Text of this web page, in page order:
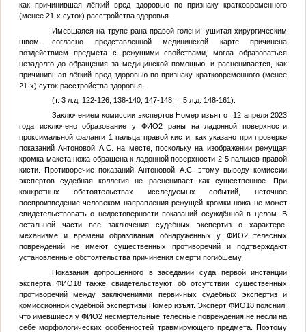
как причинившая лёгкий вред здоровью по признаку кратковременного
(менее 21-х суток) расстройства здоровья.
Имевшаяся на трупе рана правой голени, ушитая хирургическим
швом, согласно представленной медицинской карте причинена
воздействием предмета с режущими свойствами, могла образоваться
незадолго до обращения за медицинской помощью, и расценивается, как
причинившая лёгкий вред здоровью по признаку кратковременного (менее
21-х) суток расстройства здоровья.
(т. 3 л.д. 122-126, 138-140, 147-148, т. 5 л.д. 148-161).
Заключением комиссии экспертовНомер изъятот 12 апреля 2023
года исключено образование у ФИО2 раны на ладонной поверхности
проксимальной фаланги 1 пальца правой кисти, как указано при проверке
показаний Антоновой А.С. на месте, поскольку на изображении режущая
кромка макета ножа обращена к ладонной поверхности 2-5 пальцев правой
кисти. Противоречие показаний Антоновой А.С. этому выводу комиссии
экспертов судебная коллегия не расценивает как существенное. При
конкретных обстоятельствах исследуемых событий, неточное
воспроизведение человеком направления режущей кромки ножа не может
свидетельствовать о недостоверности показаний осуждённой в целом. В
остальной части все заключения судебных экспертиз о характере,
механизме и времени образования обнаруженных у ФИО2телесных
повреждений не имеют существенных противоречий и подтверждают
установленные обстоятельства причинения смерти погибшему.
Показания допрошенного в заседании суда первой инстанции
эксперта ФИО18также свидетельствуют об отсутствии существенных
противоречий между заключениями первичных судебных экспертиз и
комиссионной судебной экспертизы Номер изъят. Эксперт ФИО18пояснил,
что имевшиеся уФИО2 несмертельные телесные повреждения не несли на
себе морфологических особенностей травмирующего предмета. Поэтому